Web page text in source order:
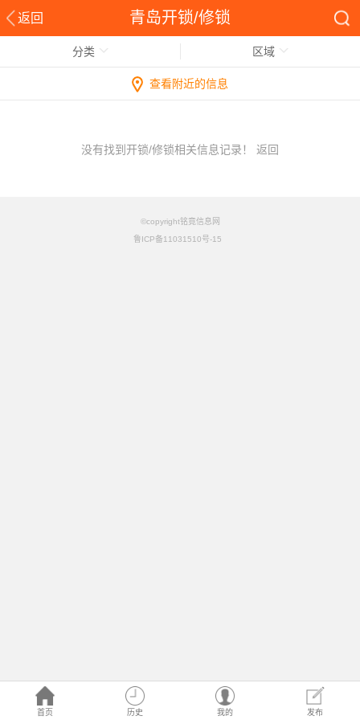
返回 青岛开锁/修锁
首页 历史 我的 发布
分类 区域
查看附近的信息
没有找到开锁/修锁相关信息记录！ 返回
©copyright铭竟信息网
鲁ICP备11031510号-15